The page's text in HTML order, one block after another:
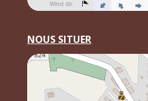
NOUS SITUER